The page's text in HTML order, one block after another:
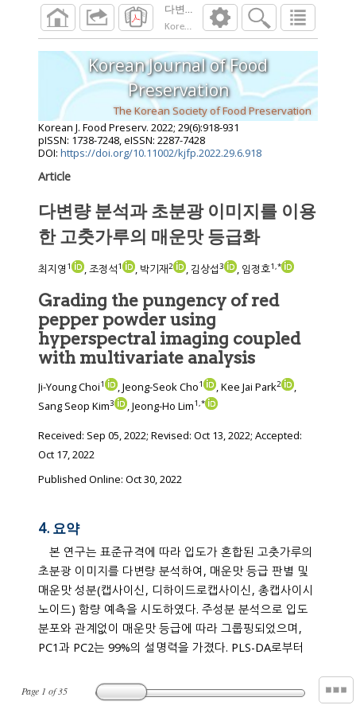
다변량 분석과 초분광 이미지를 이용한
Korean J. Food Preserv.
2022 ;29( ):
Page 1 of35
Korean Journal of Food
Preservation
The Korean Society of Food Preservation
Korean J. Food Preserv. 2022; 29(6):918-931
pISSN: 1738-7248, eISSN: 2287-7428
DOI: https://doi.org/10.11002/kjfp.2022.29.6.918
Article
다변량 분석과 초분광 이미지를 이용
한 고춧가루의 매운맛 등급화
최지영 1 , 조정석1 , 박기재2 , 김상섭3 , 임정호1,*
Grading the pungency of red
pepper powder using
hyperspectral imaging coupled
with multivariate analysis
Ji-Young Choi1 , Jeong-Seok Cho1 , Kee Jai Park2
,
Sang Seop Kim3 , Jeong-Ho Lim1,*
Received: Sep 05, 2022; Revised: Oct 13, 2022; Accepted:
Oct 17, 2022
Published Online: Oct 30, 2022
4. 요약
본 연구는 표준규격에 따라 입도가 혼합된 고춧가루의
초분광 이미지를 다변량 분석하여, 매운맛 등급 판별 및
매운맛 성분(캡사이신, 디하이드로캡사이신, 총캡사이시
노이드) 함량 예측을 시도하였다. 주성분 분석으로 입도
분포와 관계없이 매운맛 등급에 따라 그룹핑되었으며,
PC1과 PC2는 99%의 설명력을 가졌다. PLS-DA로부터